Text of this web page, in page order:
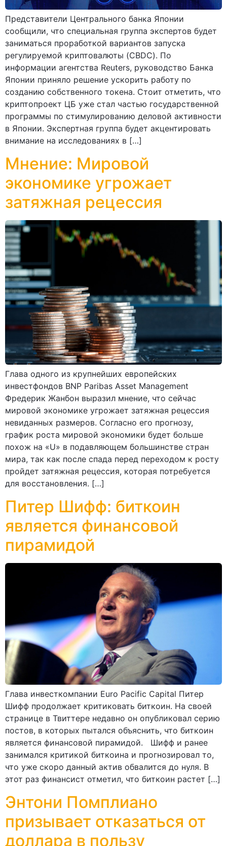
Представители Центрального банка Японии
сообщили, что специальная группа экспертов будет
заниматься проработкой вариантов запуска
регулируемой криптовалюты (CBDC). По
информации агентства Reuters, руководство Банка
Японии приняло решение ускорить работу по
созданию собственного токена. Стоит отметить, что
криптопроект ЦБ уже стал частью государственной
программы по стимулированию деловой активности
в Японии. Экспертная группа будет акцентировать
внимание на исследованиях в […]
Мнение: Мировой
экономике угрожает
затяжная рецессия
Глава одного из крупнейших европейских
инвестфондов BNP Paribas Asset Management
Фредерик Жанбон выразил мнение, что сейчас
мировой экономике угрожает затяжная рецессия
невиданных размеров. Согласно его прогнозу,
график роста мировой экономики будет больше
похож на «U» в подавляющем большинстве стран
мира, так как после спада перед переходом к росту
пройдет затяжная рецессия, которая потребуется
для восстановления. […]
Питер Шифф: биткоин
является финансовой
пирамидой
Глава инвесткомпании Euro Pacific Capital Питер
Шифф продолжает критиковать биткоин. На своей
странице в Твиттере недавно он опубликовал серию
постов, в которых пытался объяснить, что биткоин
является финансовой пирамидой. Шифф и ранее
занимался критикой биткоина и прогнозировал то,
что уже скоро данный актив обвалится до нуля. В
этот раз финансист отметил, что биткоин растет […]
Энтони Помплиано
призывает отказаться от
доллара в пользу